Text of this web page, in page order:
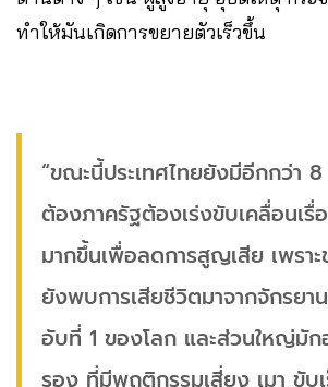
ทำให้มันเกิดการขยายตัวเร็วขึ้น
“ขณะนี้ประเทศไทยยังมีอีกกว่า
ต้องภาครัฐต้องเร่งขับเคลื่อนเรื่
มากขึ้นเพื่อลดการสูญเสีย เพรา
ยังพบการเสียชีวิตมาจากจักรยา
อับที่ 1 ของโลก และส่วนใหญ่มั
รอง ที่มีพฤติกรรมเสี่ยง เมา ขับ